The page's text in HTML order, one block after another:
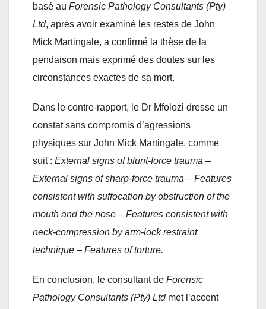
basé au Forensic Pathology Consultants (Pty)
Ltd, après avoir examiné les restes de John
Mick Martingale, a confirmé la thèse de la
pendaison mais exprimé des doutes sur les
circonstances exactes de sa mort.
Dans le contre-rapport, le Dr Mfolozi dresse un
constat sans compromis d’agressions
physiques sur John Mick Martingale, comme
suit : External signs of blunt-force trauma –
External signs of sharp-force trauma – Features
consistent with suffocation by obstruction of the
mouth and the nose – Features consistent with
neck-compression by arm-lock restraint
technique – Features of torture.
En conclusion, le consultant de Forensic
Pathology Consultants (Pty) Ltdmet l’accent